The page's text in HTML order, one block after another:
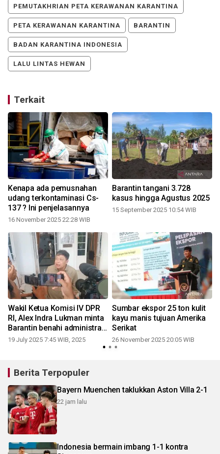
PEMUTAKHRIAN PETA KERAWANAN KARANTINA
PETA KERAWANAN KARANTINA BARANTIN
BADAN KARANTINA INDONESIA
LALU LINTAS HEWAN
Terkait
Kenapa ada pemusnahan
udang terkontaminasi Cs-
137 ? Ini penjelasannya
16 November 2025 22:28 WIB
Barantin tangani 3.728
kasus hingga Agustus 2025
15 September 2025 10:54 WIB
Wakil Ketua Komisi IV DPR
RI, Alex Indra Lukman minta
Barantin benahi administrasi
internal
19 July 2025 7:45 WIB, 2025
Sumbar ekspor 25 ton kulit
kayu manis tujuan Amerika
Serikat
26 November 2025 20:05 WIB
Berita Terpopuler
Bayern Muenchen taklukkan Aston Villa 2-1
22 jam lalu
Indonesia bermain imbang 1-1 kontra